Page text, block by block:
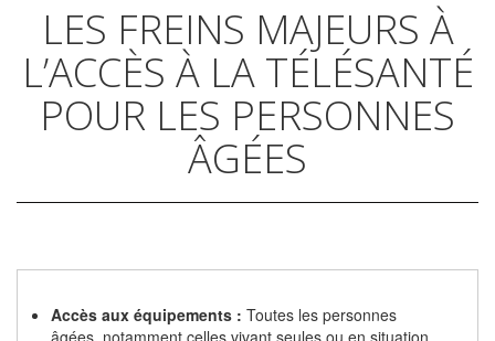
LES FREINS MAJEURS À
L’ACCÈS À LA TÉLÉSANTÉ
POUR LES PERSONNES
ÂGÉES
Accès aux équipements : Toutes les personnes
âgées, notamment celles vivant seules ou en situation